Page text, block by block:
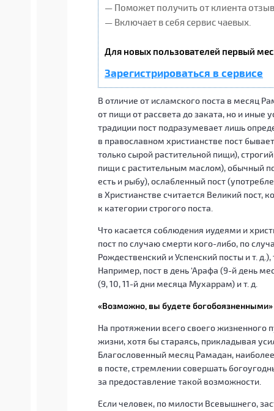
— Поможет получить от клиента
— Включает в себя сервис чаевых.
Для новых пользователей первый
Зарегистрироваться в сервисе
В отличие от исламского поста в месяц
от пищи от рассвета до заката, но и иные
традиции пост подразумевает лишь
в православном христианстве пост
только сырой растительной пищи),
пищи с растительным маслом), обычный
есть и рыбу), ослабленный пост
в Христианстве считается Великий пост,
к категории строгого поста.
Что касается соблюдения иудеями и
пост по случаю смерти кого-либо, по
Рождественский и Успенский посты и т.
Например, пост в день ‘Арафа (9-й день
(9, 10, 11-й дни месяца Мухаррам) и т. д.
«Возможно, вы будете богобоязненными»
На протяжении всего своего
жизни, хотя бы стараясь, прикладывая
Благословенный месяц Рамадан,
в посте, стремлении совершать
за предоставление такой возможности.
Если человек, по милости Всевышнего,